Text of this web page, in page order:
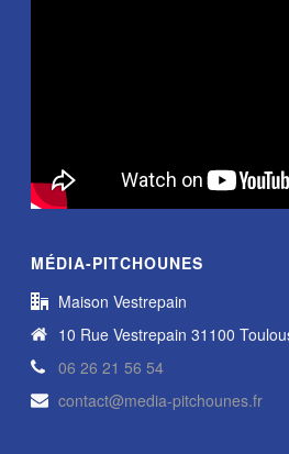
MÉDIA-PITCHOUNES
Maison Vestrepain
10 Rue Vestrepain 31100
06 26 21 56 54
contact@media-pitchounes.fr